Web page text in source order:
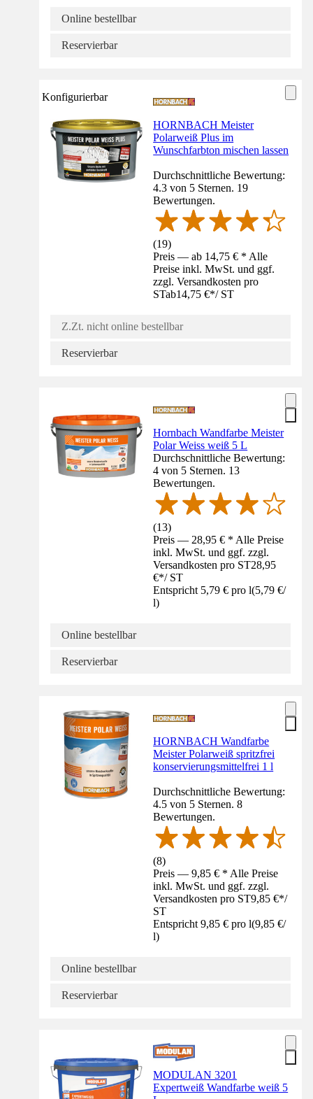
Online bestellbar
Reservierbar
Konfigurierbar
HORNBACH Meister
Polarweiß Plus im
Wunschfarbton mischen lassen
Durchschnittliche Bewertung:
4.3 von 5 Sternen. 19
Bewertungen.
(19)
Preis — ab 14,75 € * Alle
Preise inkl. MwSt. und ggf.
zzgl. Versandkosten pro
STab14,75 €*/ ST
Z.Zt. nicht online bestellbar
Reservierbar
Hornbach Wandfarbe Meister
Polar Weiss weiß 5 L
Durchschnittliche Bewertung:
4 von 5 Sternen. 13
Bewertungen.
(13)
Preis — 28,95 € * Alle Preise
inkl. MwSt. und ggf. zzgl.
Versandkosten pro ST28,95
€*/ ST
Entspricht 5,79 € pro l(5,79 €/
l)
Online bestellbar
Reservierbar
HORNBACH Wandfarbe
Meister Polarweiß spritzfrei
konservierungsmittelfrei 1 l
Durchschnittliche Bewertung:
4.5 von 5 Sternen. 8
Bewertungen.
(8)
Preis — 9,85 € * Alle Preise
inkl. MwSt. und ggf. zzgl.
Versandkosten pro ST9,85 €*/
ST
Entspricht 9,85 € pro l(9,85 €/
l)
Online bestellbar
Reservierbar
MODULAN 3201
Expertweiß Wandfarbe weiß 5